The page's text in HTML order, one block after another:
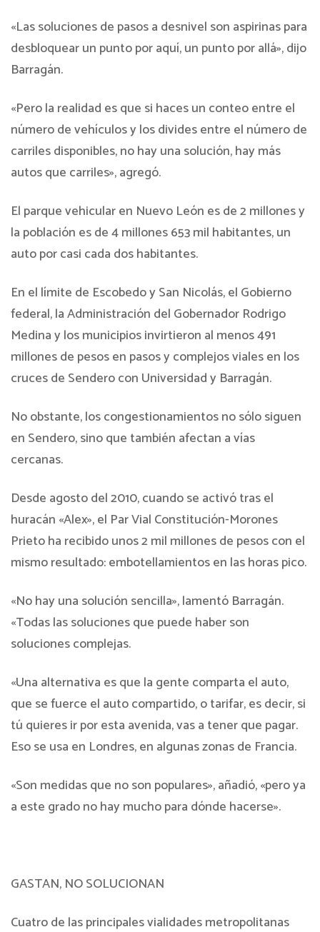
«Las soluciones de pasos a desnivel son aspirinas para
desbloquear un punto por aquí, un punto por allá», dijo
Barragán.
«Pero la realidad es que si haces un conteo entre el
número de vehículos y los divides entre el número de
carriles disponibles, no hay una solución, hay más
autos que carriles», agregó.
El parque vehicular en Nuevo León es de 2 millones y
la población es de 4 millones 653 mil habitantes, un
auto por casi cada dos habitantes.
En el límite de Escobedo y San Nicolás, el Gobierno
federal, la Administración del Gobernador Rodrigo
Medina y los municipios invirtieron al menos 491
millones de pesos en pasos y complejos viales en los
cruces de Sendero con Universidad y Barragán.
No obstante, los congestionamientos no sólo siguen
en Sendero, sino que también afectan a vías
cercanas.
Desde agosto del 2010, cuando se activó tras el
huracán «Alex», el Par Vial Constitución-Morones
Prieto ha recibido unos 2 mil millones de pesos con el
mismo resultado: embotellamientos en las horas pico.
«No hay una solución sencilla», lamentó Barragán.
«Todas las soluciones que puede haber son
soluciones complejas.
«Una alternativa es que la gente comparta el auto,
que se fuerce el auto compartido, o tarifar, es decir, si
tú quieres ir por esta avenida, vas a tener que pagar.
Eso se usa en Londres, en algunas zonas de Francia.
«Son medidas que no son populares», añadió, «pero ya
a este grado no hay mucho para dónde hacerse».
GASTAN, NO SOLUCIONAN
Cuatro de las principales vialidades metropolitanas